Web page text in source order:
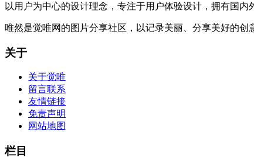
以用户为中心的设计理念，专注于用户体验设计，拥有国
唯然是觉唯网的图片分享社区，以记录美丽、分享美好的
关于
关于觉唯
留言联系
友情链接
免责声明
网站地图
栏目